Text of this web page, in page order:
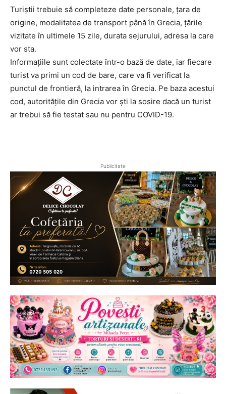
Turiștii trebuie să completeze date personale, țara de
origine, modalitatea de transport până în Grecia, țările
vizitate în ultimele 15 zile, durata sejurului, adresa la care
vor sta.
Informațiile sunt colectate într-o bază de date, iar fiecare
turist va primi un cod de bare, care va fi verificat la
punctul de frontieră, la intrarea în Grecia. Pe baza acestui
cod, autoritățile din Grecia vor ști la sosire dacă un turist
ar trebui să fie testat sau nu pentru COVID-19.
Publicitate